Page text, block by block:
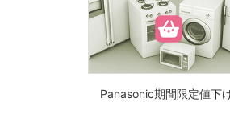
Panasonic期間限定値下